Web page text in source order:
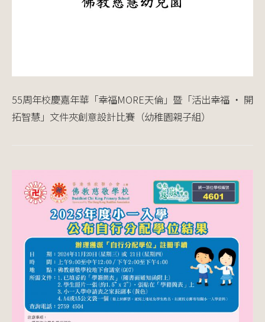
55周年校慶嘉年華「幸福MORE天倫」暨「活出幸福 ‧ 開
拓智慧」文件夾創意設計比賽（幼稚園親子組）